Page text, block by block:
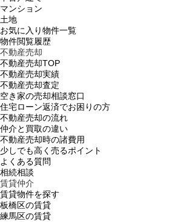
マンション
土地
お気に入り物件一覧
物件閲覧履歴
不動産売却
不動産売却TOP
不動産売却実績
不動産売却査定
空き家の売却相談窓口
住宅ローン返済でお困りの方
不動産売却の流れ
仲介と買取の違い
不動産売却時の諸費用
少しでも高く売るポイント
よくある質問
相続相談
賃貸仲介
賃貸物件を探す
板橋区の賃貸
練馬区の賃貸